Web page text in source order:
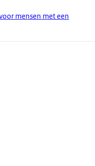
mensen met een